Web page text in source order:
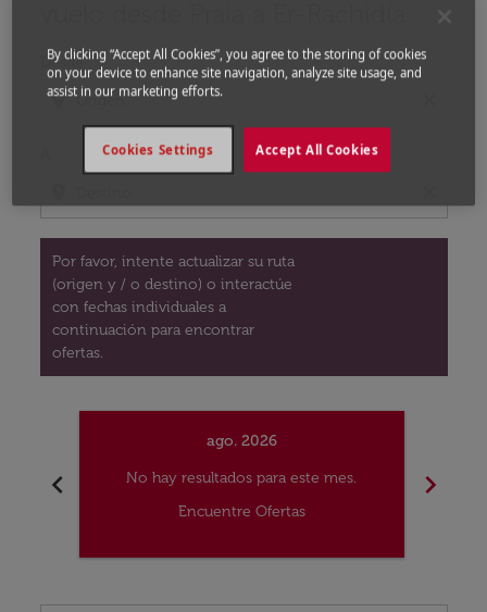
Desde
location_on
Por favor, intente actualizar su ruta
(origen y / o destino) o interactúe
con fechas individuales a
continuación para encontrar
ofertas.
chevron_left
ago. 2026
No hay resultados para este mes.
Encuentre Ofertas
chevron_right
By clicking “Accept All Cookies”, you agree to the storing of cookies
on your device to enhance site navigation, analyze site usage, and
assist in our marketing efforts.
Accept All Cookies
Cookies Settings